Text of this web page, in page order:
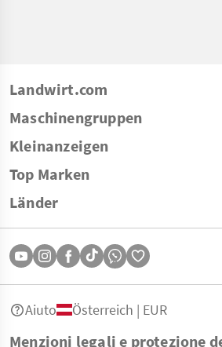
Landwirt.com
Maschinengruppen
Kleinanzeigen
Top Marken
Länder
Menzioni legali e protezione
Aiuto Österreich | EUR